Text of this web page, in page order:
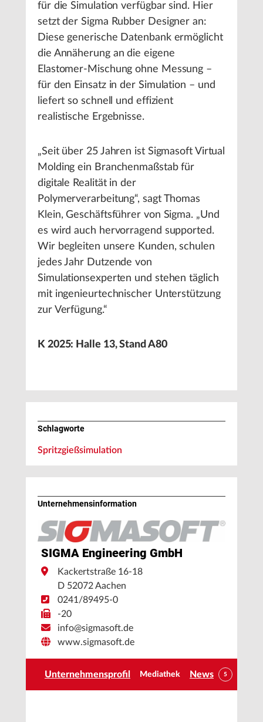
für die Simulation verfügbar sind. Hier
setzt der Sigma Rubber Designer an:
Diese generische Datenbank ermöglicht
die Annäherung an die eigene
Elastomer-Mischung ohne Messung –
für den Einsatz in der Simulation – und
liefert so schnell und effizient
realistische Ergebnisse.
„Seit über 25 Jahren ist Sigmasoft Virtual
Molding ein Branchenmaßstab für
digitale Realität in der
Polymerverarbeitung“, sagt Thomas
Klein, Geschäftsführer von Sigma. „Und
es wird auch hervorragend supported.
Wir begleiten unsere Kunden, schulen
jedes Jahr Dutzende von
Simulationsexperten und stehen täglich
mit ingenieurtechnischer Unterstützung
zur Verfügung.“
K 2025: Halle 13, Stand A80
Schlagworte
Spritzgießsimulation
Unternehmens­information
SIGMA Engineering GmbH
Kackertstraße 16-18
D 52072 Aachen
0241/89495-0
-20
info@sigmasoft.de
www.sigmasoft.de
Unternehmensprofil Mediathek News 5